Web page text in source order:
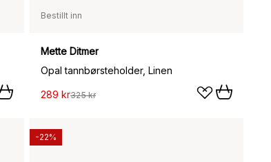
Bestillt inn
Mette Ditmer
Opal tannbørsteholder, Linen
289 kr325 kr
-22%